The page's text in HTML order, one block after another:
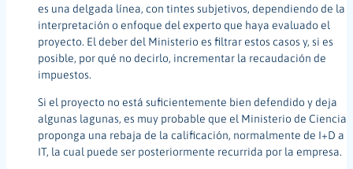
es una delgada línea, con tintes subjetivos, dependiendo de la
interpretación o enfoque del experto que haya evaluado el
proyecto. El deber del Ministerio es filtrar estos casos y, si es
posible, por qué no decirlo, incrementar la recaudación de
impuestos.
Si el proyecto no está suficientemente bien defendido y deja
algunas lagunas, es muy probable que el Ministerio de Ciencia
proponga una rebaja de la calificación, normalmente de I+D a
IT, la cual puede ser posteriormente recurrida por la empresa.